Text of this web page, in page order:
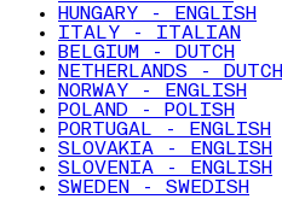
HUNGARY - ENGLISH
ITALY - ITALIAN
BELGIUM - DUTCH
NETHERLANDS - DUTCH
NORWAY - ENGLISH
POLAND - POLISH
PORTUGAL - ENGLISH
SLOVAKIA - ENGLISH
SLOVENIA - ENGLISH
SWEDEN - SWEDISH